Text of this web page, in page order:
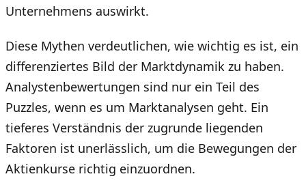
Unternehmens auswirkt.
Diese Mythen verdeutlichen, wie wichtig es ist, ein
differenziertes Bild der Marktdynamik zu haben.
Analystenbewertungen sind nur ein Teil des
Puzzles, wenn es um Marktanalysen geht. Ein
tieferes Verständnis der zugrunde liegenden
Faktoren ist unerlässlich, um die Bewegungen der
Aktienkurse richtig einzuordnen.